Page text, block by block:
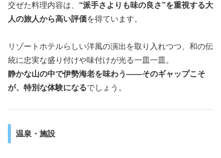
交ぜた料理内容は、 “派手さよりも味の良さ”を重視する大
人の旅人から高い評価を得ています。
リゾートホテルらしい洋風の演出を取り入れつつ、和の伝
統に忠実な盛り付けや味付けが光る一皿一皿。
静かな山の中で伊勢海老を味わう――そのギャップこそ
が、特別な体験になるでしょう。
温泉・施設